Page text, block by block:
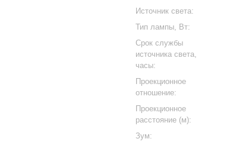
Источник света:
Тип лампы, Вт:
Срок службы
источника света,
часы:
Проекционное
отношение:
Проекционное
расстояние (м):
Зум: